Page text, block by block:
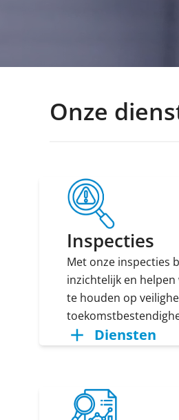
Onze
Inspecties
Met onze inspecties
inzichtelijk en
te houden op
Diensten